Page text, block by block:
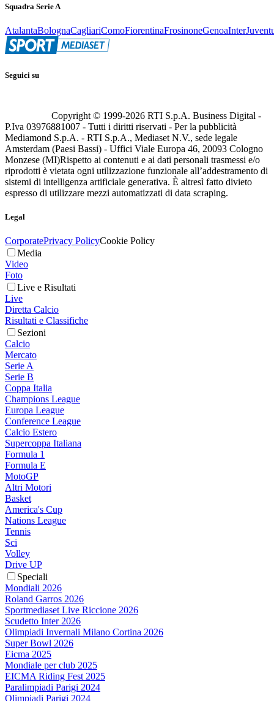
Squadra Serie A
AtalantaBolognaCagliariComoFiorentinaFrosinoneGenoaInter
Seguici su
Copyright © 1999-2026 RTI S.p.A. Business Digital -
P.Iva 03976881007 - Tutti i diritti riservati - Per la pubblicità
Mediamond S.p.A. - RTI S.p.A., Mediaset N.V., sede legale
Amsterdam (Paesi Bassi) - Uffici Viale Europa 46, 20093 Cologno
Monzese (MI)Rispetto ai contenuti e ai dati personali trasmessi e/o
riprodotti è vietata ogni utilizzazione funzionale all’addestramento di
sistemi di intelligenza artificiale generativa. È altresì fatto divieto
espresso di utilizzare mezzi automatizzati di data scraping.
Legal
CorporatePrivacy PolicyCookie Policy
Media
Video
Foto
Live e Risultati
Live
Diretta Calcio
Risultati e Classifiche
Sezioni
Calcio
Mercato
Serie A
Serie B
Coppa Italia
Champions League
Europa League
Conference League
Calcio Estero
Supercoppa Italiana
Formula 1
Formula E
MotoGP
Altri Motori
Basket
America's Cup
Nations League
Tennis
Sci
Volley
Drive UP
Speciali
Mondiali 2026
Roland Garros 2026
Sportmediaset Live Riccione 2026
Scudetto Inter 2026
Olimpiadi Invernali Milano Cortina 2026
Super Bowl 2026
Eicma 2025
Mondiale per club 2025
EICMA Riding Fest 2025
Paralimpiadi Parigi 2024
Olimpiadi Parigi 2024